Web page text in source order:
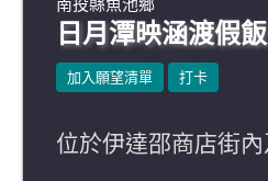
日月潭映涵渡假
加入願望清單 打卡
位於伊達邵商店街